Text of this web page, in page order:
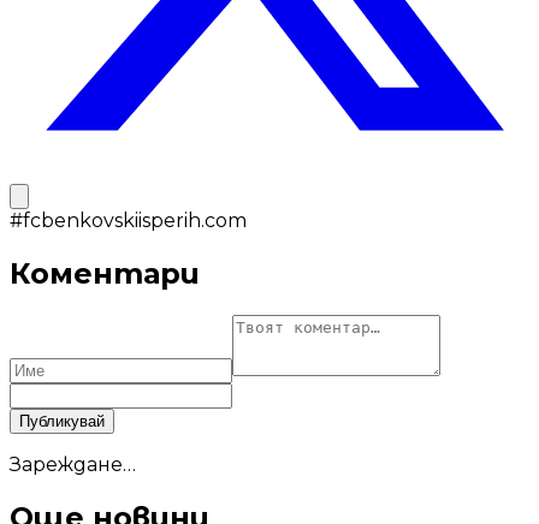
#fcbenkovskiisperih.com
Коментари
Публикувай
Зареждане…
Още новини